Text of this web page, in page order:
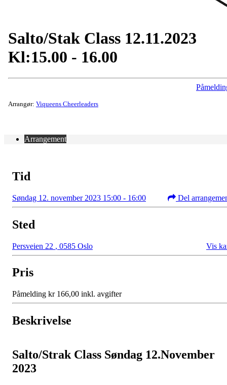
Salto/Stak Class 12.11.2023
Kl:15.00 - 16.00
Arrangør: Viqueens Cheerleaders
Arrangement
Tid
Søndag 12. november 2023 15:00 - 16:00 Del
Sted
Persveien 22 , 0585 Oslo Vis
Pris
Påmelding kr 166,00 inkl. avgifter
Beskrivelse
Salto/Strak Class Søndag 12.November
2023